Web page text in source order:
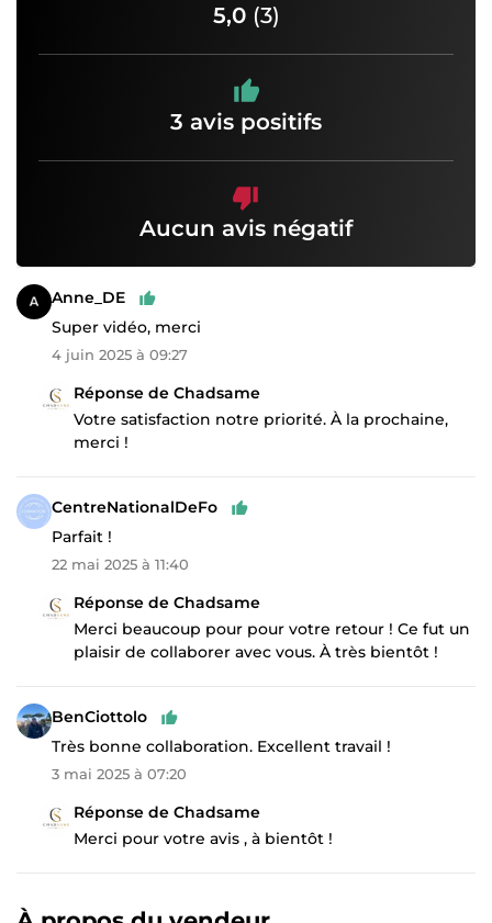
5,0 (3)
3 avis positifs
Aucun avis négatif
Anne_DE
Super vidéo, merci
4 juin 2025 à 09:27
Réponse de Chadsame
Votre satisfaction notre priorité. À la prochaine,
merci !
CentreNationalDeFo
Parfait !
22 mai 2025 à 11:40
Réponse de Chadsame
Merci beaucoup pour pour votre retour ! Ce fut un
plaisir de collaborer avec vous. À très bientôt !
BenCiottolo
Très bonne collaboration. Excellent travail !
3 mai 2025 à 07:20
Réponse de Chadsame
Merci pour votre avis , à bientôt !